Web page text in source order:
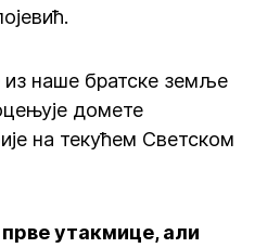
из наше братске земље
домете
на текућем Светском
утакмице, али